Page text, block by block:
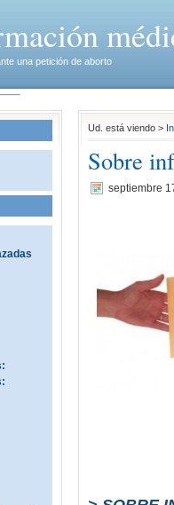
una petición de aborto
Ud. está viendo >
Sobre
septiembre